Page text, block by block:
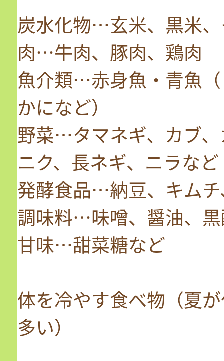
炭水化物…玄米、黒米
肉…牛肉、豚肉、鶏肉
魚介類…赤身魚・青魚
かになど）
野菜…タマネギ、カブ
ニク、長ネギ、ニラなど
発酵食品…納豆、キム
調味料…味噌、醤油、
甘味…甜菜糖など
体を冷やす食べ物（夏
多い）